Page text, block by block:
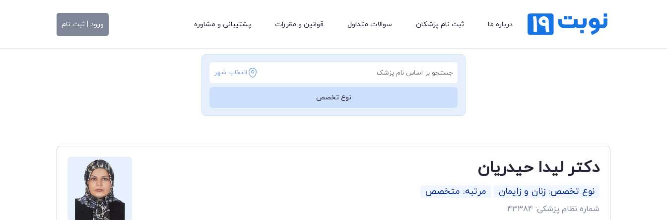
درباره ما ثبت نام پزشکان سوالات متداول قوانین و مقررات پشتیبانی و مشاوره ورود | ثبت نام
انتخاب شهر
نوع تخصص
دکتر لیدا حیدریان
نوع تخصص: زنان و زایمان مرتبه: متخصص
شماره نظام پزشکی: 43384